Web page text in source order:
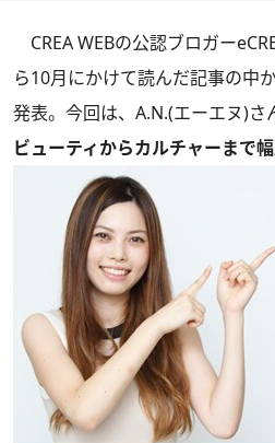
CREA WEBの公認ブロガー
ら10月にかけて読んだ記事の中
発表。今回は、A.N.(エーエヌ)さ
ビューティからカルチャーまで